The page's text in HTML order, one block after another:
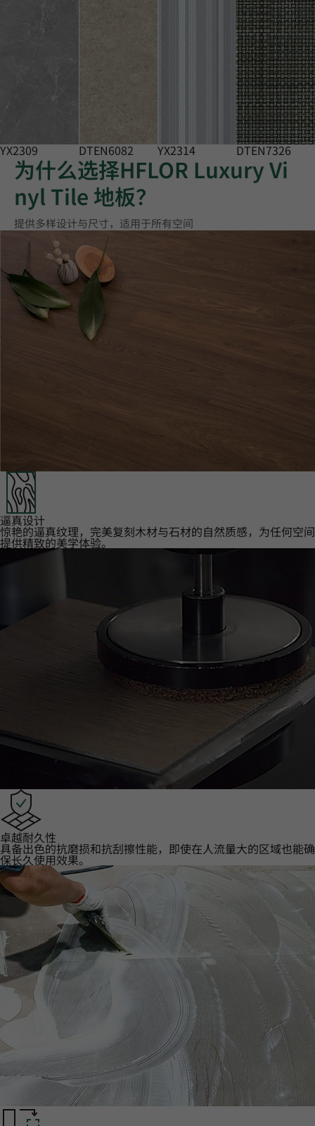
YX2309 DTEN6082 YX2314 DTEN7326
为什么选择HFLOR Luxury Vi
nyl Tile 地板？
提供多样设计与尺寸，适用于所有空间
逼真设计‌
惊艳的逼真纹理，完美复刻木材与石材的自然质感，为任何空间
提供精致的美学体验。
卓越耐久性‌
具备出色的抗磨损和抗刮擦性能，即使在人流量大的区域也能确
保长久使用效果。